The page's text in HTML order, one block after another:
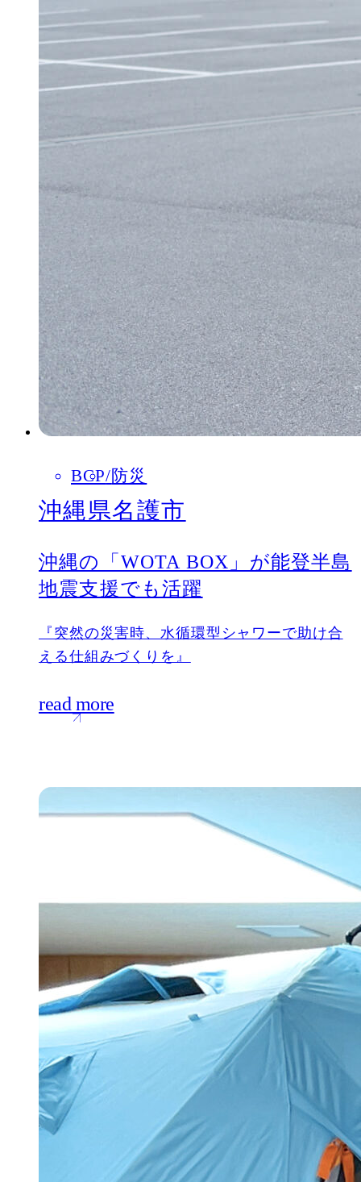
BCP 防災
沖縄県名護市
沖縄の「WOTA BOX」が能登半島
地震支援でも活躍
『突然の災害時、水循環型シャワーで助け合
える仕組みづくりを』
read more